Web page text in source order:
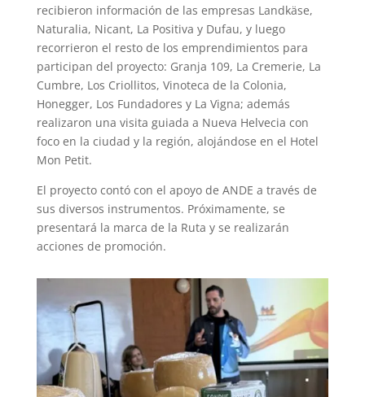
recibieron información de las empresas Landkäse,
Naturalia, Nicant, La Positiva y Dufau, y luego
recorrieron el resto de los emprendimientos para
participan del proyecto: Granja 109, La Cremerie, La
Cumbre, Los Criollitos, Vinoteca de la Colonia,
Honegger, Los Fundadores y La Vigna; además
realizaron una visita guiada a Nueva Helvecia con
foco en la ciudad y la región, alojándose en el Hotel
Mon Petit.
El proyecto contó con el apoyo de ANDE a través de
sus diversos instrumentos. Próximamente, se
presentará la marca de la Ruta y se realizarán
acciones de promoción.